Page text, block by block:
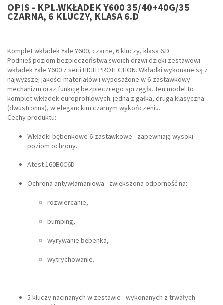
OPIS - KPL.WKŁADEK Y600 35/40+40G/35
CZARNA, 6 KLUCZY, KLASA 6.D
Komplet wkładek Yale Y600, czarne, 6 kluczy, klasa 6.D
Podnieś poziom bezpieczeństwa swoich drzwi dzięki zestawowi
wkładek Yale Y600 z serii HIGH PROTECTION. Wkładki wykonane są z
najwyższej jakości materiałów i wyposażone w 6-zastawkowy
mechanizm oraz funkcję bezpiecznego sprzęgła. Ten model to
komplet wkładek europrofilowych: jedna z gałką, druga klasyczna
(dwustronna), w eleganckim czarnym wykończeniu.
Cechy produktu:
Wkładki bębenkowe 6-zastawkowe - zapewniają wysoki
poziom ochrony.
Atest 160B0C6D
Ochrona antywłamaniowa - zwiększona odporność na:
rozwiercanie,
bumping,
wyrywanie bębenka,
wytrychowanie.
5 kluczy nacinanych w zestawie - wykonanych z trwałych